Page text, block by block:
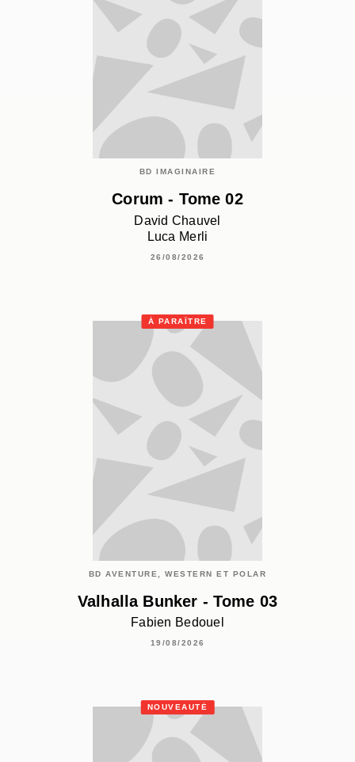
BD IMAGINAIRE
Corum - Tome 02
David Chauvel
Luca Merli
26/08/2026
À PARAÎTRE
BD AVENTURE, WESTERN ET POLAR
Valhalla Bunker - Tome 03
Fabien Bedouel
19/08/2026
NOUVEAUTÉ